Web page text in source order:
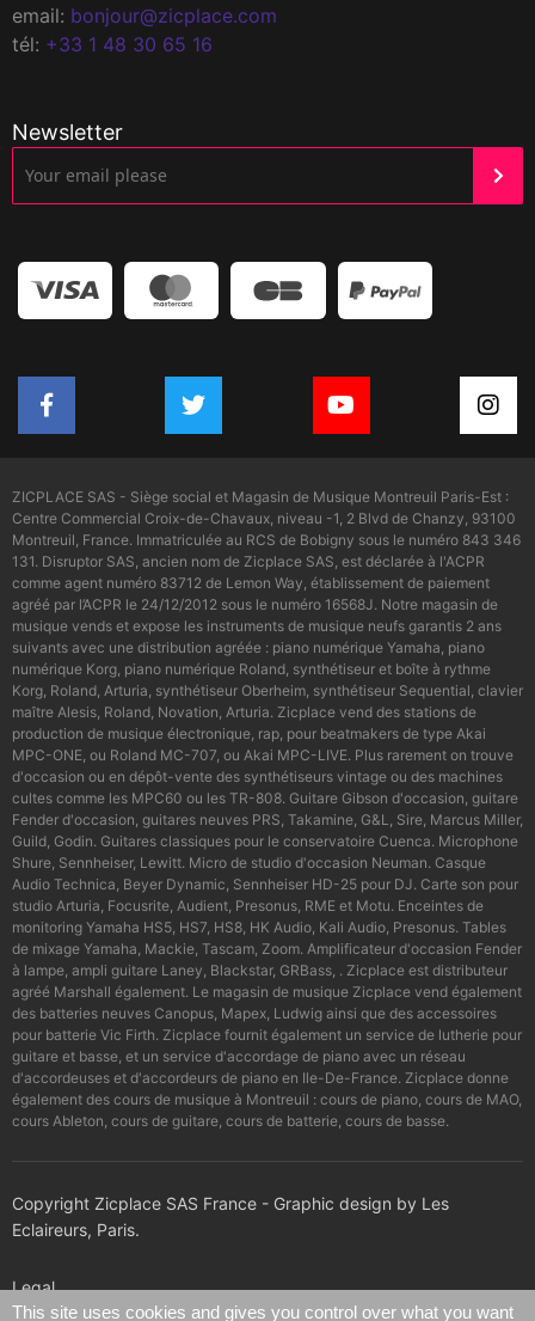
email: bonjour@zicplace.com
tél: +33 1 48 30 65 16
Newsletter
ZICPLACE SAS - Siège social et Magasin de Musique Montreuil Paris-Est :
Centre Commercial Croix-de-Chavaux, niveau -1, 2 Blvd de Chanzy, 93100
Montreuil, France. Immatriculée au RCS de Bobigny sous le numéro 843 346
131. Disruptor SAS, ancien nom de Zicplace SAS, est déclarée à l'ACPR
comme agent numéro 83712 de Lemon Way, établissement de paiement
agréé par l’ACPR le 24/12/2012 sous le numéro 16568J. Notre magasin de
musique vends et expose les instruments de musique neufs garantis 2 ans
suivants avec une distribution agréée : piano numérique Yamaha, piano
numérique Korg, piano numérique Roland, synthétiseur et boîte à rythme
Korg, Roland, Arturia, synthétiseur Oberheim, synthétiseur Sequential, clavier
maître Alesis, Roland, Novation, Arturia. Zicplace vend des stations de
production de musique électronique, rap, pour beatmakers de type Akai
MPC-ONE, ou Roland MC-707, ou Akai MPC-LIVE. Plus rarement on trouve
d'occasion ou en dépôt-vente des synthétiseurs vintage ou des machines
cultes comme les MPC60 ou les TR-808. Guitare Gibson d'occasion, guitare
Fender d'occasion, guitares neuves PRS, Takamine, G&L, Sire, Marcus Miller,
Guild, Godin. Guitares classiques pour le conservatoire Cuenca. Microphone
Shure, Sennheiser, Lewitt. Micro de studio d'occasion Neuman. Casque
Audio Technica, Beyer Dynamic, Sennheiser HD-25 pour DJ. Carte son pour
studio Arturia, Focusrite, Audient, Presonus, RME et Motu. Enceintes de
monitoring Yamaha HS5, HS7, HS8, HK Audio, Kali Audio, Presonus. Tables
de mixage Yamaha, Mackie, Tascam, Zoom. Amplificateur d'occasion Fender
à lampe, ampli guitare Laney, Blackstar, GRBass, . Zicplace est distributeur
agréé Marshall également. Le magasin de musique Zicplace vend également
des batteries neuves Canopus, Mapex, Ludwig ainsi que des accessoires
pour batterie Vic Firth. Zicplace fournit également un service de lutherie pour
guitare et basse, et un service d'accordage de piano avec un réseau
d'accordeuses et d'accordeurs de piano en Ile-De-France. Zicplace donne
également des cours de musique à Montreuil : cours de piano, cours de MAO,
cours Ableton, cours de guitare, cours de batterie, cours de basse.
Copyright Zicplace SAS France - Graphic design by Les
Eclaireurs, Paris.
Legal
This site uses cookies and gives you control over what you want